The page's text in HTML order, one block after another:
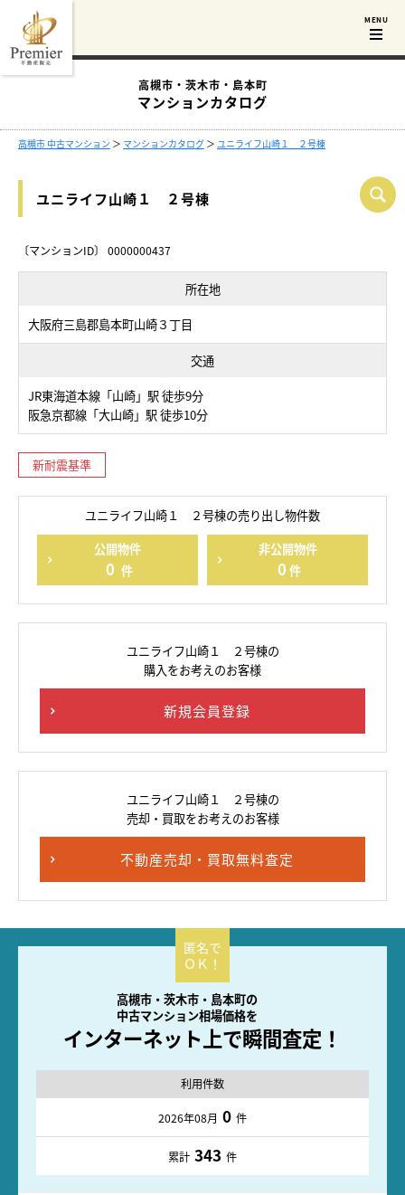
高槻市・茨木市・島本町
マンションカタログ
高槻市 中古マンション ＞ マンションカタログ ＞ ユニライフ山崎１ ２号棟
ユニライフ山崎１ ２号棟
〔マンションID〕 0000000437
所在地
大阪府三島郡島本町山崎３丁目
交通
JR東海道本線「山崎」駅 徒歩9分
阪急京都線「大山崎」駅 徒歩10分
新耐震基準
ユニライフ山崎１ ２号棟の売り出し物件数
公開物件
0 件
非公開物件
0 件
ユニライフ山崎１ ２号棟の
購入をお考えのお客様
新規会員登録
ユニライフ山崎１ ２号棟の
売却・買取をお考えのお客様
不動産売却・買取無料査定
高槻市・茨木市・島本町の
中古マンション相場価格を
インターネット上で瞬間査定！
利用件数
2026年08月 0 件
累計 343 件